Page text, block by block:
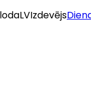
LVIzdevējs